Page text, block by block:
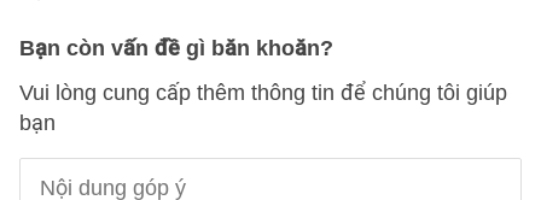
Bạn còn vấn đề gì băn khoăn?
Vui lòng cung cấp thêm thông tin để chúng tôi giúp
bạn